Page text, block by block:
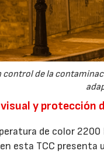
de la
y protección
de color
esta TCC